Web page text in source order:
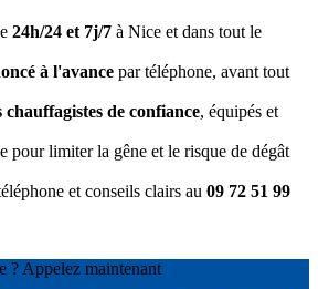
24h/24 et 7j/7 à Nice et dans tout le
à l'avance par téléphone, avant tout
chauffagistes de confiance, équipés et
pour limiter la gêne et le risque de dégât
et conseils clairs au 09 72 51 99
? Appelez maintenant